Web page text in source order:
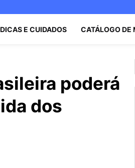
DICAS E CUIDADOS CATÁLOGO DE
poderá
dos